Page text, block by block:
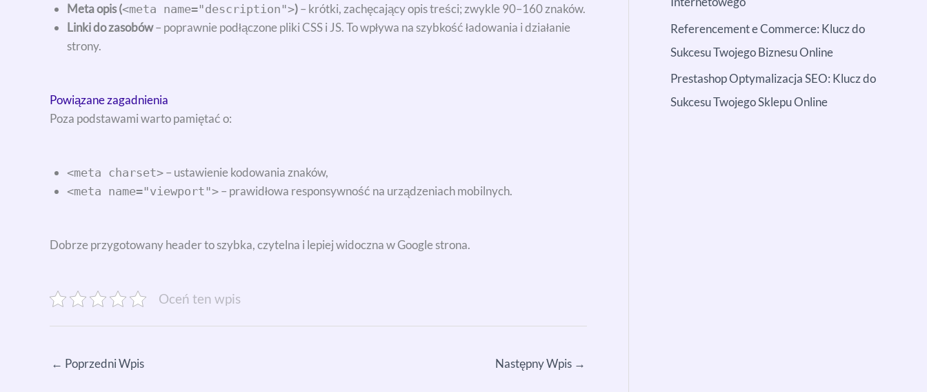
Meta opis (<meta name="description">)– krótki, zachęcający opis treści; zwykle 90–160 znaków.
Linki do zasobów– poprawnie podłączone pliki CSS i JS. To wpływa na szybkość ładowania i działanie
strony.
Powiązane zagadnienia
Poza podstawami warto pamiętać o:
<meta charset> – ustawienie kodowania znaków,
<meta name="viewport"> – prawidłowa responsywność na urządzeniach mobilnych.
Dobrze przygotowany header to szybka, czytelna i lepiej widoczna w Google strona.
Oceń ten wpis
← Poprzedni Wpis Następny Wpis →
Referencement e Commerce: Klucz do
Sukcesu Twojego Biznesu Online
Prestashop Optymalizacja SEO: Klucz do
Sukcesu Twojego Sklepu Online